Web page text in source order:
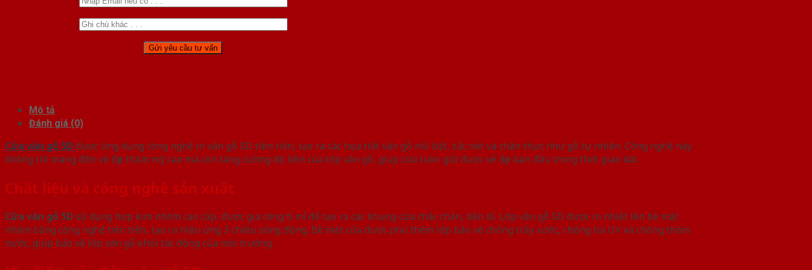
Mô tả
Đánh giá (0)
Cửa vân gỗ 5D được ứng dụng công nghệ in vân gỗ 5D tiên tiến, tạo ra các họa tiết vân gỗ nổi bật, sắc nét và chân thực như gỗ tự nhiên. Công nghệ này
không chỉ mang đến vẻ đẹp thẩm mỹ cao mà còn tăng cường độ bền của lớp vân gỗ, giúp cửa luôn giữ được vẻ đẹp ban đầu trong thời gian dài.
Chất liệu và công nghệ sản xuất
Cửa vân gỗ 5Dsử dụng hợp kim nhôm cao cấp, được gia công tỉ mỉ để tạo ra các khung cửa chắc chắn, bền bỉ. Lớp vân gỗ 5D được in nhiệt lên bề mặt
nhôm bằng công nghệ tiên tiến, tạo ra hiệu ứng 3 chiều sống động. Bề mặt cửa được phủ thêm lớp bảo vệ chống trầy xước, chống tia UV và chống thấm
nước, giúp bảo vệ lớp vân gỗ khỏi tác động của môi trường.